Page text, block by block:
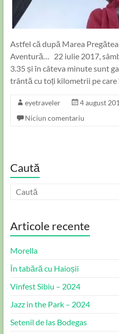
Astfel că după Marea
Aventură… 22 iulie 2017,
3.35 și în câteva minute sunt
trântă cu toți kilometrii pe care
eyetraveler 4 august
Niciun comentariu
Caută
Articole recente
Morella
În tabără cu Haioșii
Vinfest Sibiu – 2024
Jazz in the Park – 2024
Setenil de las Bodegas